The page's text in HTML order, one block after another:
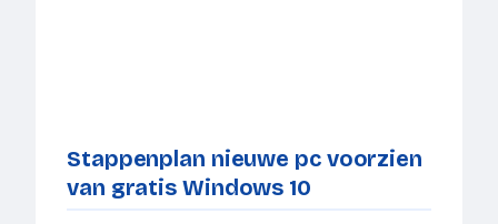
Stappenplan nieuwe pc voorzien
van gratis Windows 10